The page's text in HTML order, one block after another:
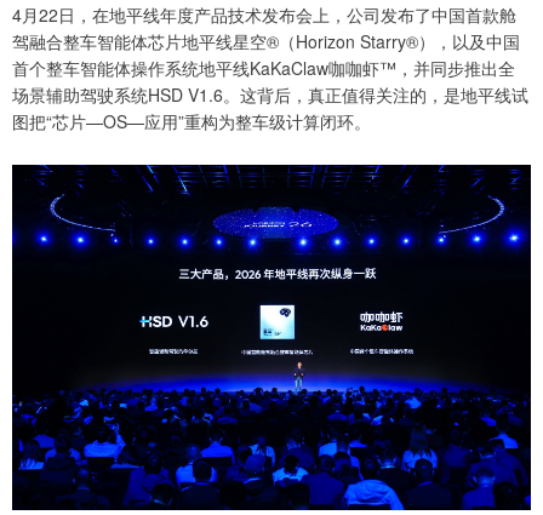
4月22日，在地平线年度产品技术发布会上，公司发布了中国首款舱
驾融合整车智能体芯片地平线星空®（Horizon Starry®），以及中国
首个整车智能体操作系统地平线KaKaClaw咖咖虾™，并同步推出全
场景辅助驾驶系统HSD V1.6。这背后，真正值得关注的，是地平线试
图把“芯片—OS—应用”重构为整车级计算闭环。